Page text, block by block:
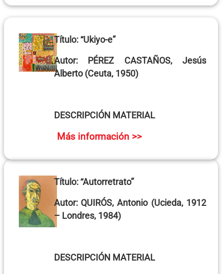
Título: “Ukiyo-e”
Autor: PÉREZ CASTAÑOS, Jesús
Alberto(Ceuta, 1950)
DESCRIPCIÓN MATERIAL
Más información >>
Título: “Autorretrato”
Autor: QUIRÓS, Antonio(Ucieda, 1912
– Londres, 1984)
DESCRIPCIÓN MATERIAL